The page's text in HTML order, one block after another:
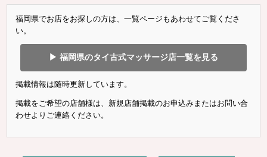
福岡県でお店をお探しの方は、一覧ページもあわせてご覧くださ
い。
▶ 福岡県のタイ古式マッサージ店一覧を見る
掲載情報は随時更新しています。
掲載をご希望の店舗様は、新規店舗掲載のお申込みまたはお問い合
わせよりご連絡ください。